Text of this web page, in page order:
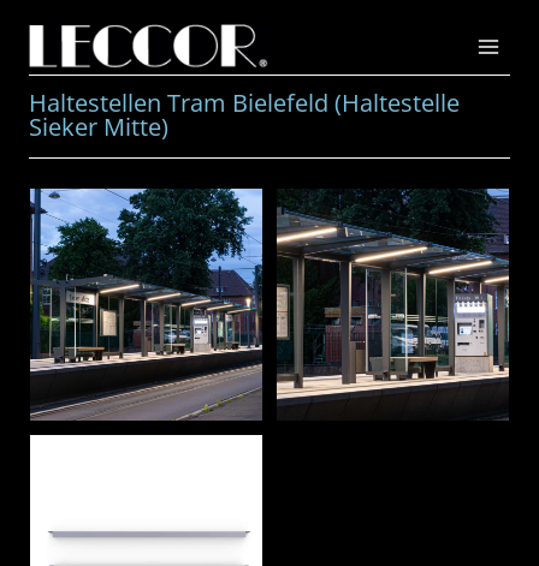
springen
Haltestellen Tram Bielefeld (Haltestelle
Sieker Mitte)